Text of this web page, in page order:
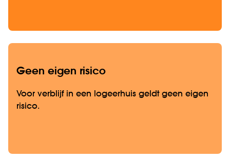
Geen eigen risico
Voor verblijf in een logeerhuis geldt geen eigen
risico.